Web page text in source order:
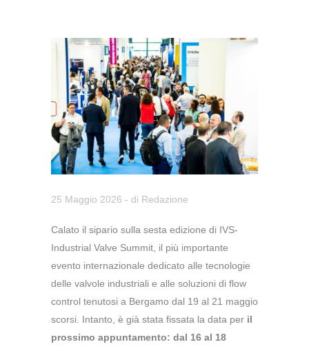
25 Maggio 2026 - di Redazione
Calato il sipario sulla sesta edizione di IVS-
Industrial Valve Summit, il più importante
evento internazionale dedicato alle tecnologie
delle valvole industriali e alle soluzioni di flow
control tenutosi a Bergamo dal 19 al 21 maggio
scorsi. Intanto, è già stata fissata la data per il
prossimo appuntamento: dal 16 al 18